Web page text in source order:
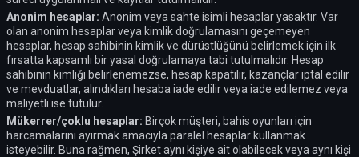
Anonim hesaplar: Anonim veya sahte isimli hesaplar yasaktır. Var
olan anonim hesaplar veya kimlik doğrulamasını geçemeyen
hesaplar, hesap sahibinin kimlik ve dürüstlüğünü belirlemek için ilk
fırsatta kapsamlı bir yasal doğrulamaya tabi tutulmalıdır. Hesap
sahibinin kimliği belirlenemezse, hesap kapatılır, kazançlar iptal edilir
ve mevduatlar, alındıkları hesaba iade edilir veya iade edilemez veya
maliyetli ise tutulur.
Mükerrer/çoklu hesaplar: Birçok müşteri, bahis oyunları için
harcamalarını ayırmak amacıyla paralel hesaplar kullanmak
isteyebilir. Buna rağmen, Şirket aynı kişiye ait olabilecek veya aynı kişi